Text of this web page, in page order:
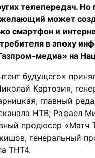
телепередач.
может
смартфон и
в эпоху
медиа» на
будущего»
Картозия,
главный
НТВ; Рафаел
продюсер «Матч
генеральный
ТНТ4.